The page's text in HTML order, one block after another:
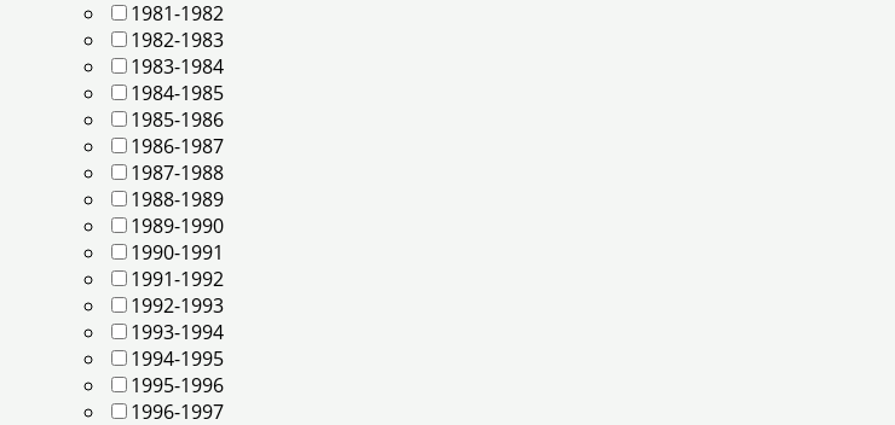
1981-1982
1982-1983
1983-1984
1984-1985
1985-1986
1986-1987
1987-1988
1988-1989
1989-1990
1990-1991
1991-1992
1992-1993
1993-1994
1994-1995
1995-1996
1996-1997